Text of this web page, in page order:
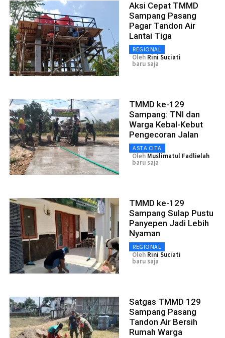
Aksi Cepat TMMD
Sampang Pasang
Pagar Tandon Air
Lantai Tiga
REGIONAL
Oleh Rini Suciati
baru saja
TMMD ke-129
Sampang: TNI dan
Warga Kebal-Kebut
Pengecoran Jalan
ASTA CITA
Oleh Muslimatul Fadlielah
baru saja
TMMD ke-129
Sampang Sulap Pustu
Panyepen Jadi Lebih
Nyaman
REGIONAL
Oleh Rini Suciati
baru saja
Satgas TMMD 129
Sampang Pasang
Tandon Air Bersih
Rumah Warga